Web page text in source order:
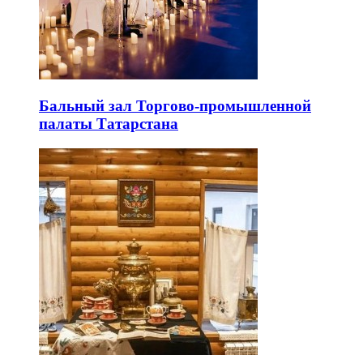
Бальный зал Торгово-промышленной
палаты Татарстана